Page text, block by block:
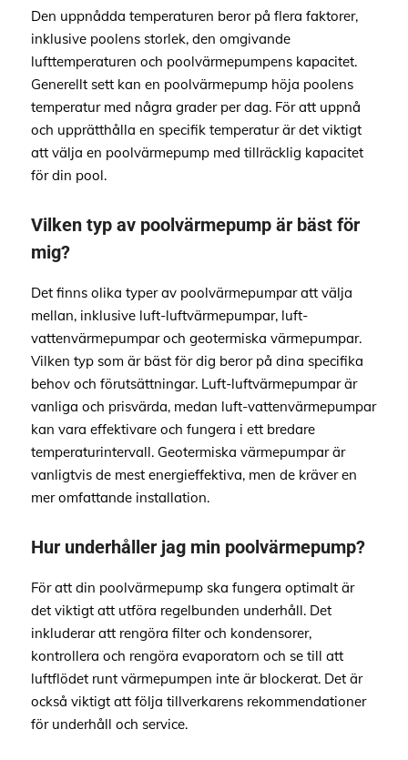
Den uppnådda temperaturen beror på flera faktorer,
inklusive poolens storlek, den omgivande
lufttemperaturen och poolvärmepumpens kapacitet.
Generellt sett kan en poolvärmepump höja poolens
temperatur med några grader per dag. För att uppnå
och upprätthålla en specifik temperatur är det viktigt
att välja en poolvärmepump med tillräcklig kapacitet
för din pool.
Vilken typ av poolvärmepump är bäst för
mig?
Det finns olika typer av poolvärmepumpar att välja
mellan, inklusive luft-luftvärmepumpar, luft-
vattenvärmepumpar och geotermiska värmepumpar.
Vilken typ som är bäst för dig beror på dina specifika
behov och förutsättningar. Luft-luftvärmepumpar är
vanliga och prisvärda, medan luft-vattenvärmepumpar
kan vara effektivare och fungera i ett bredare
temperaturintervall. Geotermiska värmepumpar är
vanligtvis de mest energieffektiva, men de kräver en
mer omfattande installation.
Hur underhåller jag min poolvärmepump?
För att din poolvärmepump ska fungera optimalt är
det viktigt att utföra regelbunden underhåll. Det
inkluderar att rengöra filter och kondensorer,
kontrollera och rengöra evaporatorn och se till att
luftflödet runt värmepumpen inte är blockerat. Det är
också viktigt att följa tillverkarens rekommendationer
för underhåll och service.